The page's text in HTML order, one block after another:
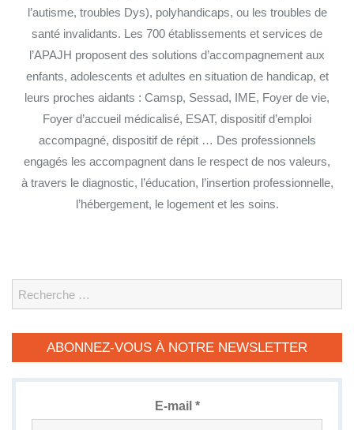
l’autisme, troubles Dys), polyhandicaps, ou les troubles de
santé invalidants. Les 700 établissements et services de
l’APAJH proposent des solutions d’accompagnement aux
enfants, adolescents et adultes en situation de handicap, et
leurs proches aidants : Camsp, Sessad, IME, Foyer de vie,
Foyer d’accueil médicalisé, ESAT, dispositif d’emploi
accompagné, dispositif de répit … Des professionnels
engagés les accompagnent dans le respect de nos valeurs,
à travers le diagnostic, l’éducation, l’insertion professionnelle,
l’hébergement, le logement et les soins.
Search
ABONNEZ-VOUS À NOTRE NEWSLETTER
E-mail *